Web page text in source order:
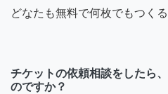
どなたも無料で何枚でもつく
チケットの依頼相談をしたら
のですか？